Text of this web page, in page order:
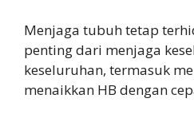
Menjaga tubuh tetap
penting dari menjaga
keseluruhan, termasuk
menaikkan HB dengan